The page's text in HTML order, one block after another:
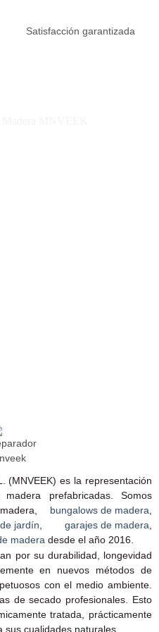
Satisfacción garantizada
(MNVEEK) es la representación
prefabricadas. Somos
bungalows de madera
jardín garajes de madera
madera desde el año 2016.
por su durabilidad, longevidad
en nuevos métodos de
con el medio ambiente.
de secado profesionales. Esto
tratada, prácticamente
sus cualidades naturales.